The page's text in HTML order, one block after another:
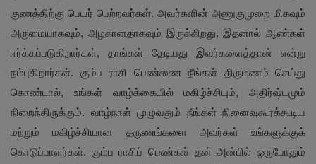
குணத்திற்கு பெயர் பெற்றவர்கள். அவர்களின் அணுகுமுறை மிகவும்
அருமையாகவும், அழகானதாகவும் இருக்கிறது, இதனால் ஆண்கள்
ஈர்க்கப்படுகிறார்கள், தாங்கள் தேடியது இவர்களைத்தான் என்று
நம்புகிறார்கள். கும்ப ராசி பெண்ணை நீங்கள் திருமணம் செய்து
கொண்டால், உங்கள் வாழ்க்கையில் மகிழ்ச்சியும், அதிர்ஷ்டமும்
நிறைந்திருக்கும். வாழ்நாள் முழுவதும் நீங்கள் நினைவுகூரக்கூடிய
மற்றும் மகிழ்ச்சியான தருணங்களை அவர்கள் உங்களுக்குக்
கொடுப்பாளர்கள். கும்ப ராசிப் பெண்கள் தன் அன்பில் ஒருபோதும்